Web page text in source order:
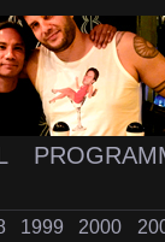
1999 2000